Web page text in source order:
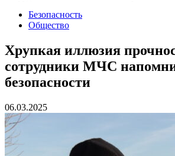
Безопасность
Общество
Хрупкая иллюзия
сотрудники МЧС
безопасности
06.03.2025